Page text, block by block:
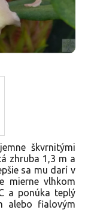
škvrnitými
zhruba 1,3 m a
sa mu darí v
mierne vlhkom
a ponúka teplý
alebo fialovým